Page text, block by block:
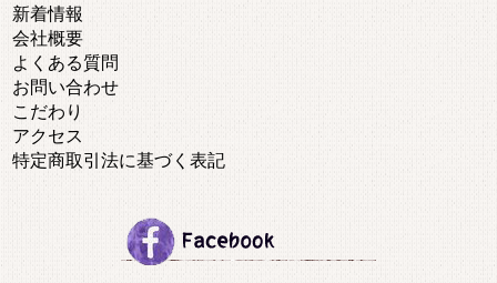
新着情報
会社概要
よくある質問
お問い合わせ
こだわり
アクセス
特定商取引法に基づく表記